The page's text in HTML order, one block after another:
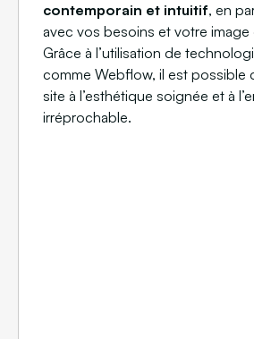
contemporain et intuitif, en
avec vos besoins et votre image
Grâce à l’utilisation de
comme Webflow, il est possible
site à l’esthétique soignée et à
irréprochable.